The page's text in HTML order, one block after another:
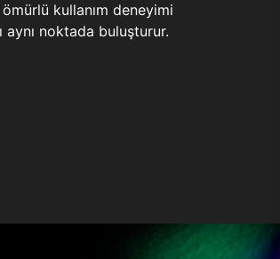
kullanım deneyimi
aynı noktada buluşturur.